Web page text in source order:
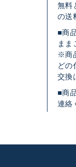
無料
の送
■商
まま
※商
どの
交換
■商
連絡